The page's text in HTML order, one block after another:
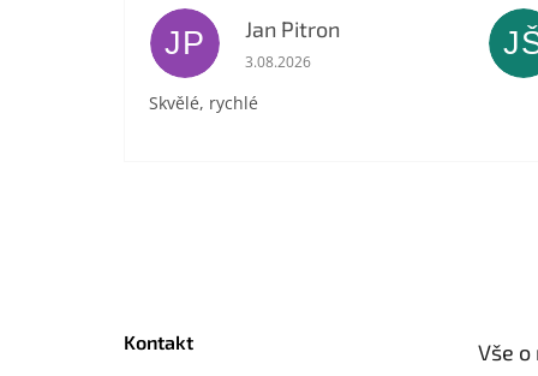
JP Jan Pitron
Hodnocení obchodu je 5 z 5
3.08.2026
Skvělé, rychlé
Kontakt Vše o